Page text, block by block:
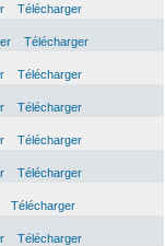
Télécharger
Télécharger
Télécharger
Télécharger
Télécharger
Télécharger
Télécharger
Télécharger